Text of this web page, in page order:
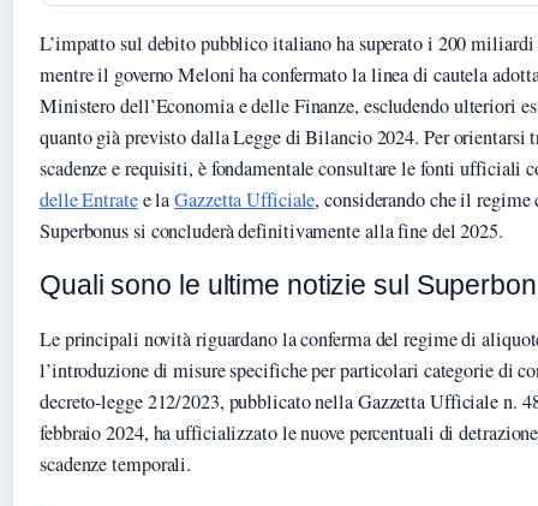
L’impatto sul debito pubblico italiano ha superato i 200
mentre il governo Meloni ha confermato la linea di cautela
Ministero dell’Economia e delle Finanze, escludendo ulteriori
quanto già previsto dalla Legge di Bilancio 2024. Per orientarsi
scadenze e requisiti, è fondamentale consultare le fonti ufficiali
delle Entratee laGazzetta Ufficiale, considerando che il
Superbonus si concluderà definitivamente alla fine del 2025.
Quali sono le ultime notizie sul
Le principali novità riguardano la conferma del regime di
l’introduzione di misure specifiche per particolari categorie di
decreto-legge 212/2023, pubblicato nella Gazzetta Ufficiale n.
febbraio 2024, ha ufficializzato le nuove percentuali di
scadenze temporali.